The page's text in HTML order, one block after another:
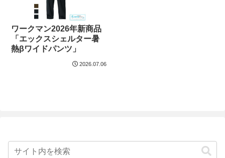
ワークマン2026年新商品
「エックスシェルター暑
熱βワイドパンツ」
2026.07.06